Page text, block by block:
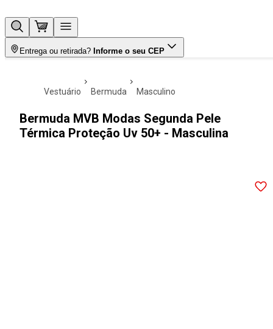
Entrega ou retirada? Informe o seu CEP
vestuário bermuda masculino
Bermuda MVB Modas Segunda Pele
Térmica Proteção Uv 50+ - Masculina